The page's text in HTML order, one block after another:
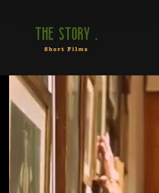
Video
Player